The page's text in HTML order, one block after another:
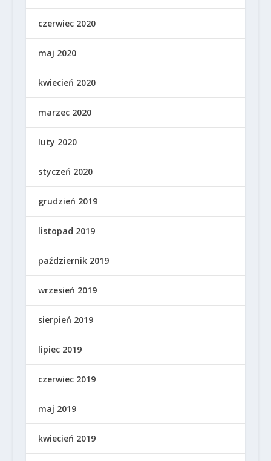
czerwiec 2020
maj 2020
kwiecień 2020
marzec 2020
luty 2020
styczeń 2020
grudzień 2019
listopad 2019
październik 2019
wrzesień 2019
sierpień 2019
lipiec 2019
czerwiec 2019
maj 2019
kwiecień 2019